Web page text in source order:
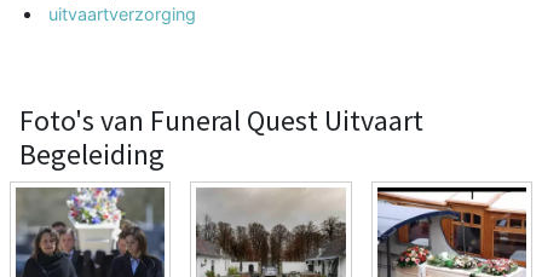
uitvaartverzorging
Foto's van Funeral Quest Uitvaart
Begeleiding